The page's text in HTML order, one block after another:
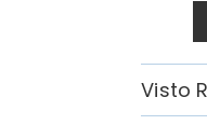
Visto